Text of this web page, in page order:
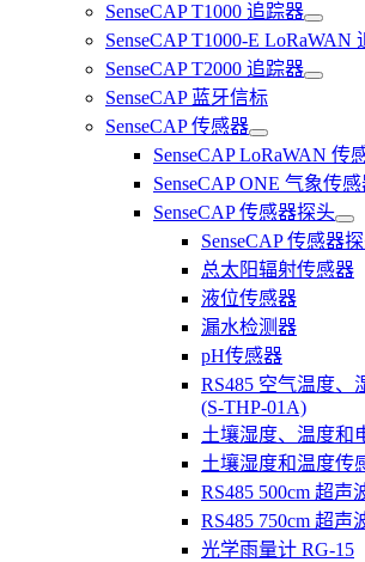
SenseCAP T1000 追踪器
SenseCAP T1000-E LoRaWAN
SenseCAP T2000 追踪器
SenseCAP 蓝牙信标
SenseCAP 传感器
SenseCAP LoRaWAN 传
SenseCAP ONE 气象传
SenseCAP 传感器探头
SenseCAP 传感器
总太阳辐射传感器
液位传感器
漏水检测器
pH传感器
RS485 空气温度、
(S-THP-01A)
土壤湿度、温度和
土壤湿度和温度传
RS485 500cm 超声
RS485 750cm 超声
光学雨量计 RG-15